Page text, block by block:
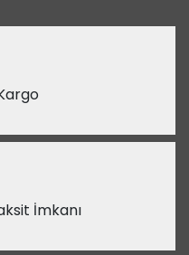
İmkanı